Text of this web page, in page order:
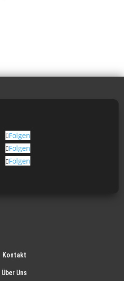
Folgen
Folgen
Folgen
Kontakt
Über Uns